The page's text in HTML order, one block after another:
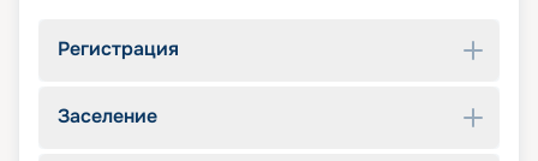
Регистрация
Заселение